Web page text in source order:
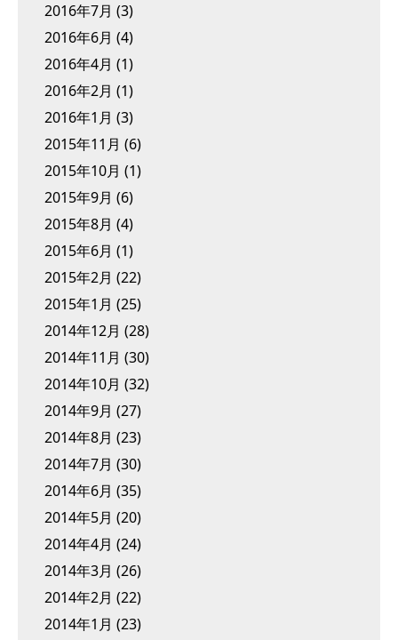
2016年7月 (3)
2016年6月 (4)
2016年4月 (1)
2016年2月 (1)
2016年1月 (3)
2015年11月 (6)
2015年10月 (1)
2015年9月 (6)
2015年8月 (4)
2015年6月 (1)
2015年2月 (22)
2015年1月 (25)
2014年12月 (28)
2014年11月 (30)
2014年10月 (32)
2014年9月 (27)
2014年8月 (23)
2014年7月 (30)
2014年6月 (35)
2014年5月 (20)
2014年4月 (24)
2014年3月 (26)
2014年2月 (22)
2014年1月 (23)